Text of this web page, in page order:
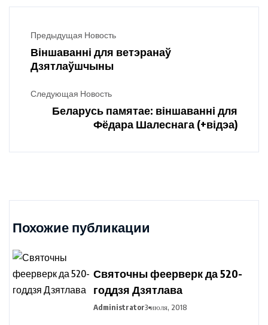
Предыдущая Новость
Віншаванні для ветэранаў
Дзятлаўшчыны
Следующая Новость
Беларусь памятае: віншаванні для
Фёдара Шалеснага (+відэа)
Похожие публикации
Святочны феерверк да 520-
годдзя Дзятлава
Administrator3 июля, 2018